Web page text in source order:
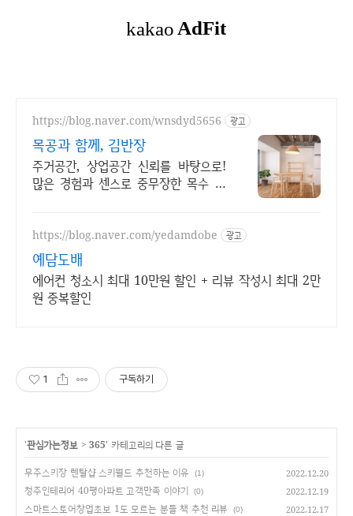
https://blog.naver.com/wnsdyd5656 광고
목공과 함께, 김반장
주거공간, 상업공간 신뢰를 바탕으로!
많은 경험과 센스로 중무장한 목수 김
https://blog.naver.com/yedamdobe 광고
예담도배
에어컨 청소시 최대 10만원 할인 + 리뷰 작성시 최대 2만
원 중복할인
1 구독하기
'관심가는정보 > 365' 카테고리의 다른 글
무주스키장 렌탈샵 스키월드 추천하는 이유 (1) 2022.12.20
청주인테리어 40평아파트 고객만족 이야기 (0) 2022.12.19
스마트스토어창업초보 1도 모르는 분들 책 추천 리뷰 (0) 2022.12.17